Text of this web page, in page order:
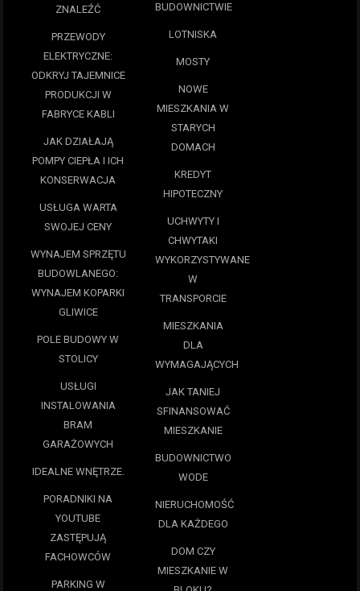
ZNALEŹĆ
PRZEWODY
ELEKTRYCZNE:
ODKRYJ TAJEMNICE
PRODUKCJI W
FABRYCE KABLI
JAK DZIAŁAJĄ
POMPY CIEPŁA I ICH
KONSERWACJA
USŁUGA WARTA
SWOJEJ CENY
WYNAJEM SPRZĘTU
BUDOWLANEGO:
WYNAJEM KOPARKI
GLIWICE
POLE BUDOWY W
STOLICY
USŁUGI
INSTALOWANIA
BRAM
GARAŻOWYCH
IDEALNE WNĘTRZE.
PORADNIKI NA
YOUTUBE
ZASTĘPUJĄ
FACHOWCÓW
PARKING W
BUDOWNICTWIE
LOTNISKA
MOSTY
NOWE
MIESZKANIA W
STARYCH
DOMACH
KREDYT
HIPOTECZNY
UCHWYTY I
CHWYTAKI
WYKORZYSTYWANE
W
TRANSPORCIE
MIESZKANIA
DLA
WYMAGAJĄCYCH
JAK TANIEJ
SFINANSOWAĆ
MIESZKANIE
BUDOWNICTWO
WODE
NIERUCHOMOŚĆ
DLA KAŻDEGO
DOM CZY
MIESZKANIE W